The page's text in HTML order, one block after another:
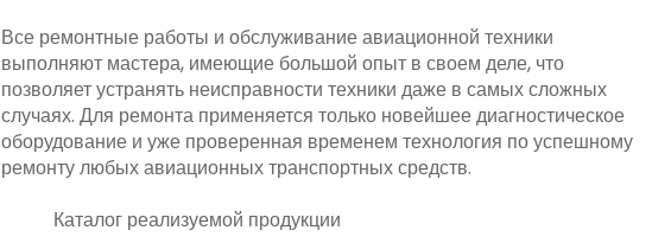
Все ремонтные работы и обслуживание авиационной техники
выполняют мастера, имеющие большой опыт в своем деле, что
позволяет устранять неисправности техники даже в самых сложных
случаях. Для ремонта применяется только новейшее диагностическое
оборудование и уже проверенная временем технология по успешному
ремонту любых авиационных транспортных средств.
Каталог реализуемой продукции